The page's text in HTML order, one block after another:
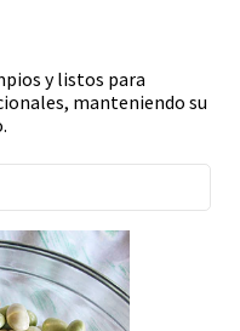
y listos para
manteniendo su